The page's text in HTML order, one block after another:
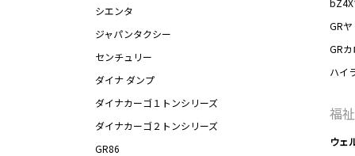
シエンタ
ジャパンタクシー
センチュリー
ダイナ ダンプ
ダイナカーゴ１トンシリーズ
ダイナカーゴ２トンシリーズ
GR86
GR
GR
ハイ
福
ウェ